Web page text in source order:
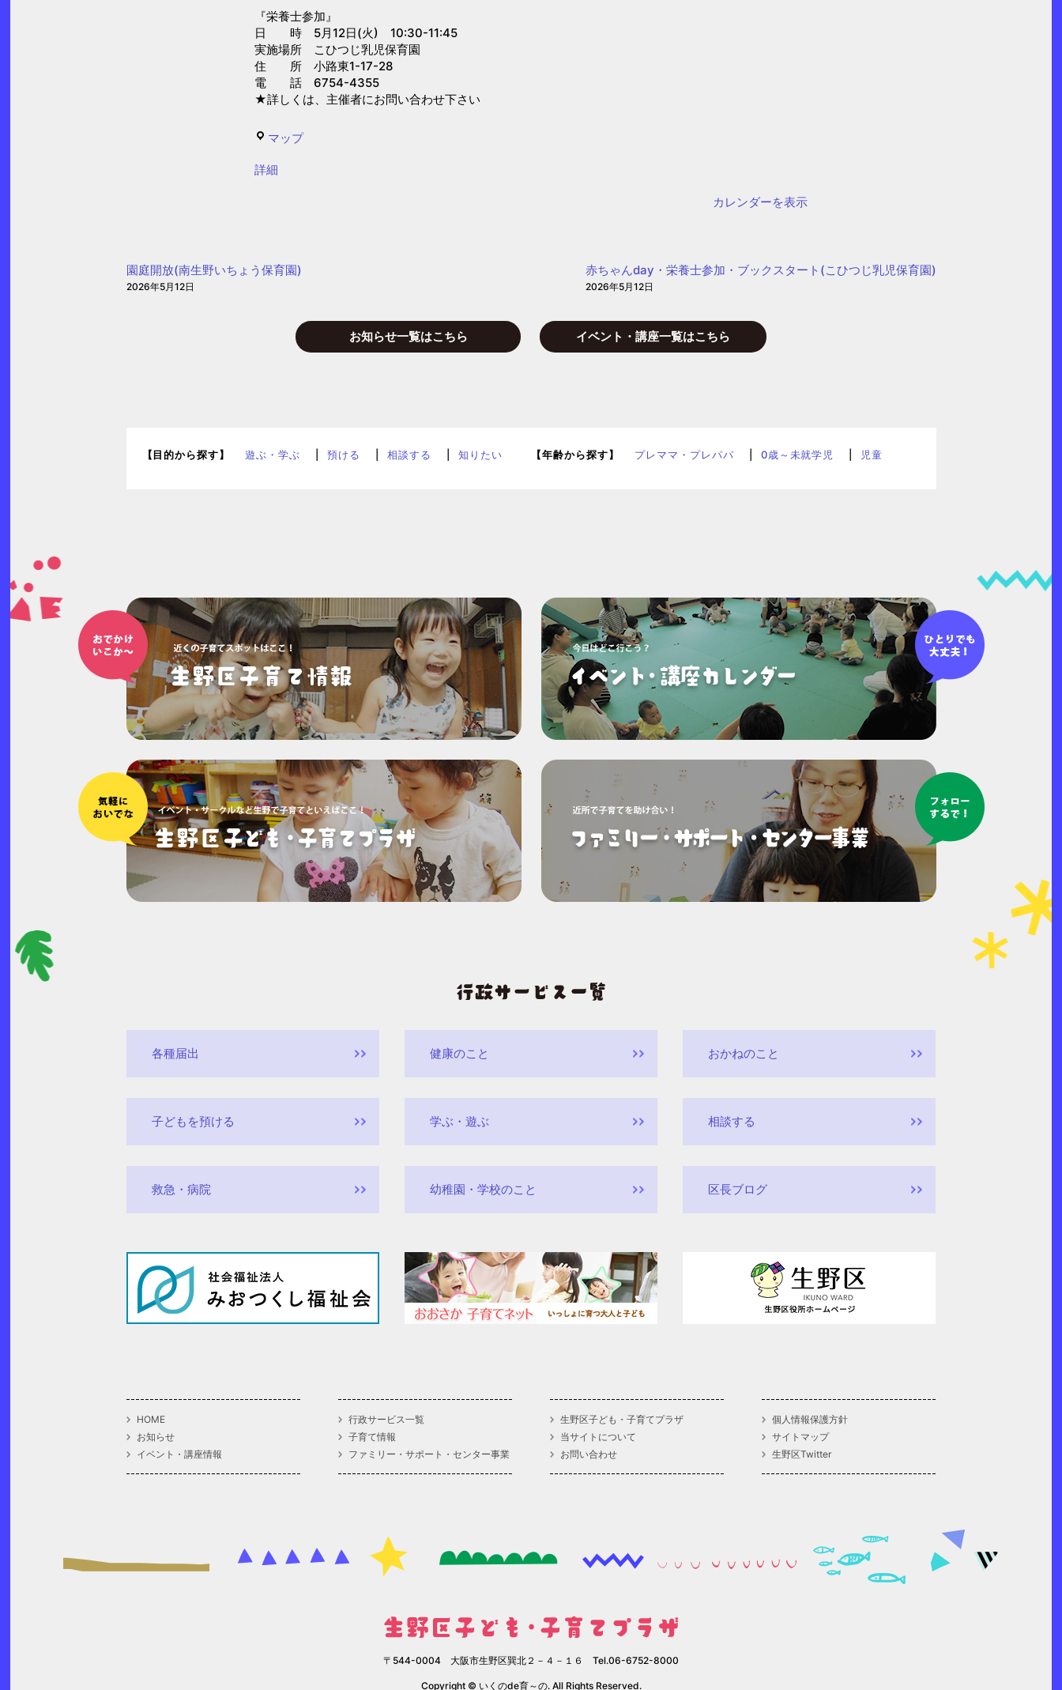
加
（こ
ひ
つ
じ
保
『栄養士参加』
日 時 5月12日(火) 10:30-11:45
実施場所 こひつじ乳児保育園
住 所 小路東1-17-28
電 話 6754-4355
★詳しくは、主催者にお問い合わせ下さい
マップこ
{title}
詳細
カレンダーを表示
園庭開放(南生野いちょう保育園)
2026年5月12日
赤ちゃんday・栄養士参加・ブックスタート(こひつじ乳児保育園)
2026年5月12日
お知らせ一覧はこちら イベント・講座一覧はこちら
【目的から探す】 遊ぶ・学ぶ 預ける 相談する 知りたい 【年齢から探す】 プレママ・プレパパ 0歳～未就学児 児童
各種届出 健康のこと おかねのこと
子どもを預ける 学ぶ・遊ぶ 相談する
救急・病院 幼稚園・学校のこと 区長ブログ
HOME
お知らせ
イベント・講座情報
行政サービス一覧
子育て情報
ファミリー・サポート・センター事業
生野区子ども・子育てプラザ
当サイトについて
お問い合わせ
個人情報保護方針
サイトマップ
生野区Twitter
〒544-0004 大阪市生野区巽北２－４－１６ Tel.06-6752-8000
Copyright © いくのde育～の. All Rights Reserved.